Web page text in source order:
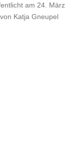
am 24. März
von Katja Gneupel